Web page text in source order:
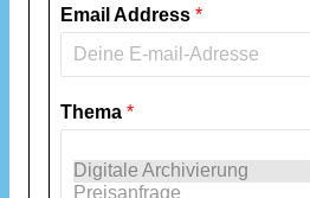
Email Address *
Thema *